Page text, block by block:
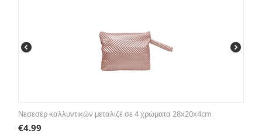
Νεσεσέρ καλλυντικών μεταλιζέ σε 4 χρώματα 28x20x4cm
€4.99